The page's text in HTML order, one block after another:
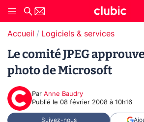
Accueil Logiciels & services
Le comité JPEG
photo de Microsoft
Par Anne Baudry
Publié le 08 février 2008 à 10h16
Suivez-nous